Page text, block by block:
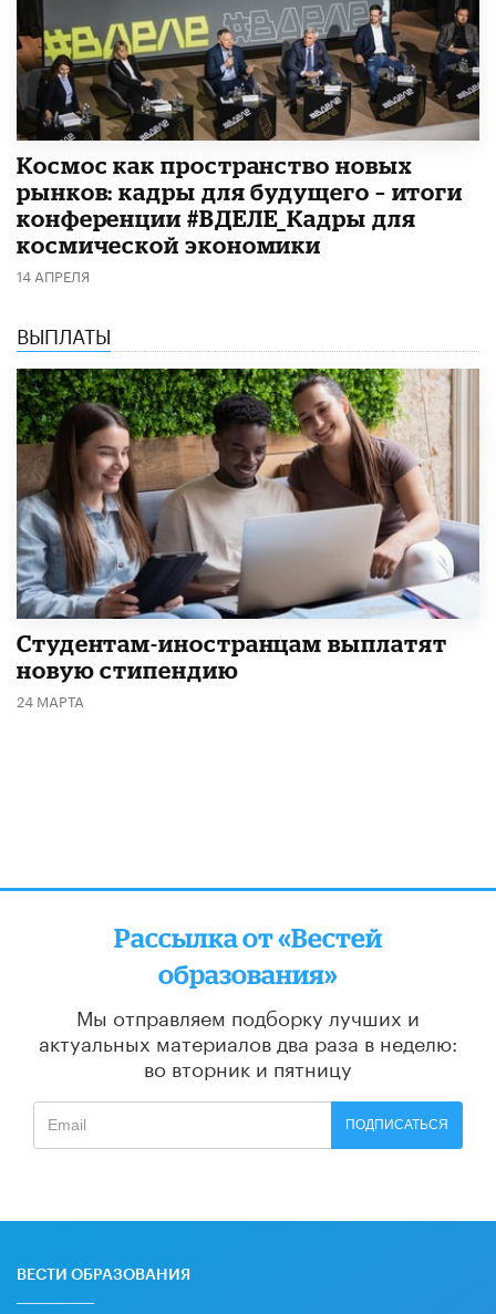
Космос как пространство новых
рынков: кадры для будущего – итоги
конференции #ВДЕЛЕ_Кадры для
космической экономики
14 АПРЕЛЯ
ВЫПЛАТЫ
Студентам-иностранцам выплатят
новую стипендию
24 МАРТА
Рассылка от «Вестей
образования»
Мы отправляем подборку лучших и
актуальных материалов два раза в неделю:
во вторник и пятницу
ПОДПИСАТЬСЯ
ВЕСТИ ОБРАЗОВАНИЯ